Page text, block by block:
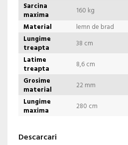
Sarcina
maxima
160 kg
Material
lemn de brad
Lungime
treapta
38 cm
Latime
treapta
8,6 cm
Grosime
material
22 mm
Lungime
maxima
280 cm
Descarcari